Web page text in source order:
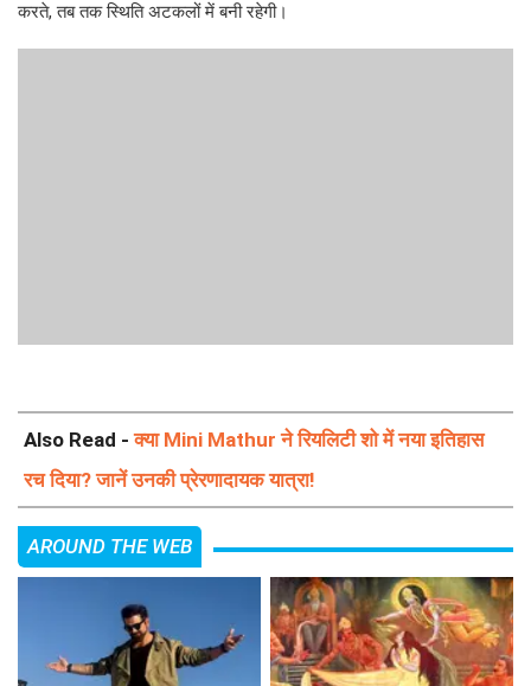
करते, तब तक स्थिति अटकलों में बनी रहेगी।
Also Read -क्या Mini Mathur ने रियलिटी शो में नया इतिहास
रच दिया? जानें उनकी प्रेरणादायक यात्रा!
AROUND THE WEB